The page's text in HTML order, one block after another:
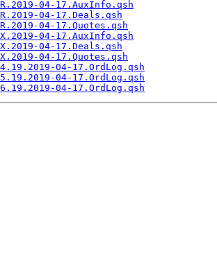
04-17.AuxInfo.qsh
04-17.Deals.qsh
04-17.Quotes.qsh
04-17.AuxInfo.qsh
04-17.Deals.qsh
04-17.Quotes.qsh
04-17.OrdLog.qsh
04-17.OrdLog.qsh
04-17.OrdLog.qsh